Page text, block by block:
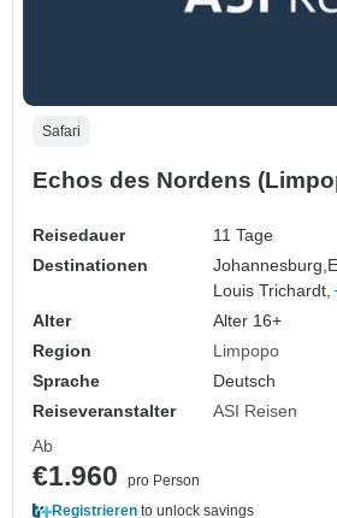
Safari
Echos des Nordens
Reisedauer
11 Tage
Destinationen
Johannesburg,
Louis Trichardt,
Alter
Alter 16+
Region
Limpopo
Sprache
Deutsch
Reiseveranstalter
ASI Reisen
Ab
€1.960
pro Person
Registrieren to unlock savings